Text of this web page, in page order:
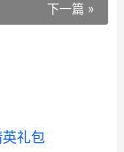
下一篇 »
礼包